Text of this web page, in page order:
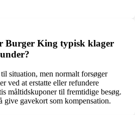
Burger King typisk klager
situation, men normalt forsøger
ved at erstatte eller refundere
måltidskuponer til fremtidige besøg.
give gavekort som kompensation.